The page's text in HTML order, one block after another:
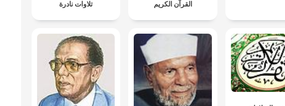
القرآن الكريم تلاوات نادرة